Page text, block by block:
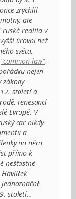
zrychlil.
ale
ruská realita v
úrovni než
světa,
“common law”,
nejen
zákony
století a
renesanci
Evropě. V
car nikdy
a
na něco
přímo k
nešťastné
století…